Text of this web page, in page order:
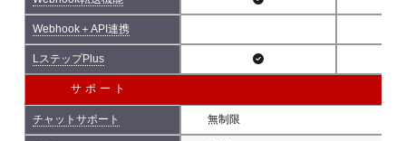
Webhook＋API連携
LステップPlus
サポート
チャットサポート 無制限